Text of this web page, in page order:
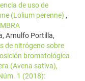
de uso de
(Lolium perenne) ,
Arnulfo Portilla,
de nitrógeno sobre
bromatológica
(Avena sativa),
1 (2018):